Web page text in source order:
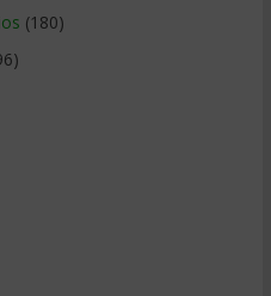
(180)